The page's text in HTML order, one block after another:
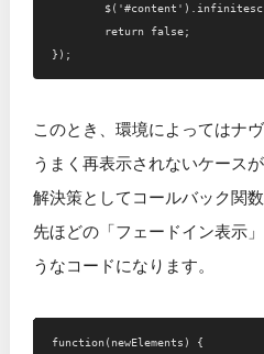
このとき、環境によってはナ
うまく再表示されないケースが
解決策としてコールバック関数
先ほどの「フェードイン表示
うなコードになります。
function(newElements) {